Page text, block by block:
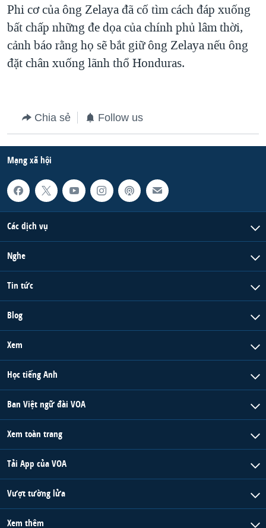
Phi cơ của ông Zelaya đã cố tìm cách đáp xuống
bất chấp những đe dọa của chính phủ lâm thời,
cảnh báo rằng họ sẽ bắt giữ ông Zelaya nếu ông
đặt chân xuống lãnh thổ Honduras.
Chia sẻ Follow us
Mạng xã hội
Các dịch vụ
Nghe
Tin tức
Blog
Xem
Học tiếng Anh
Ban Việt ngữ đài VOA
Xem toàn trang
Tải App của VOA
Vượt tường lửa
Xem thêm